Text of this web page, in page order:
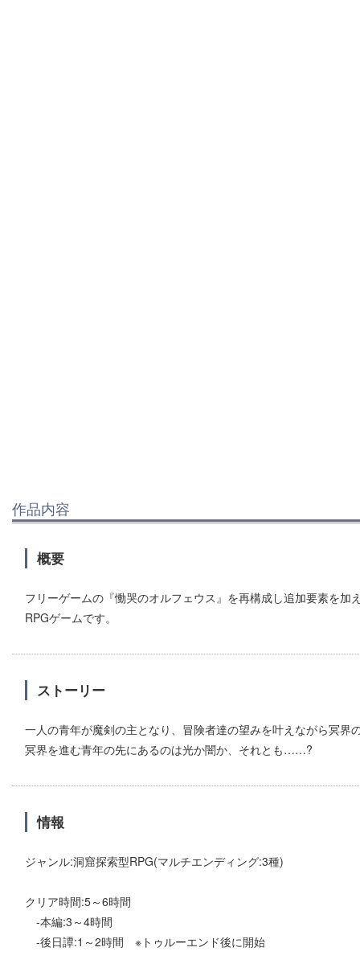
作品内容
概要
フリーゲームの『慟哭のオルフェウス』を再構成し追加要素を加
RPGゲームです。
ストーリー
一人の青年が魔剣の主となり、冒険者達の望みを叶えながら冥界
冥界を進む青年の先にあるのは光か闇か、それとも……?
情報
ジャンル:洞窟探索型RPG(マルチエンディング:3種)
クリア時間:5～6時間
-本編:3～4時間
-後日譚:1～2時間 ※トゥルーエンド後に開始